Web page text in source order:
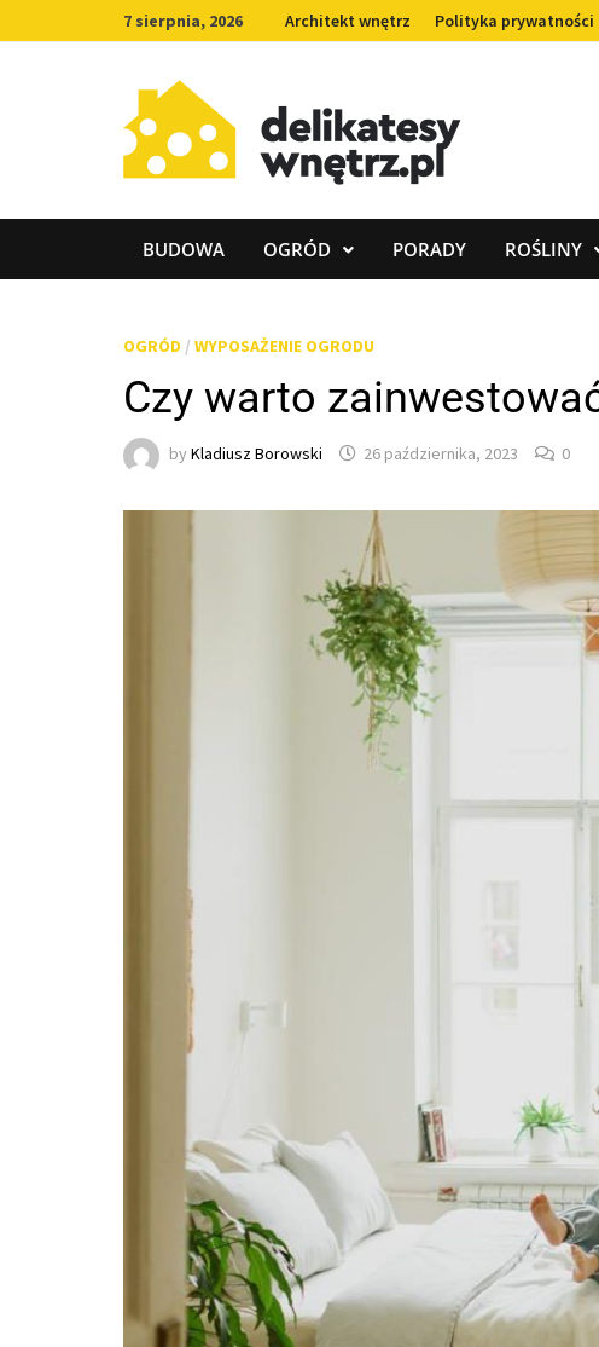
to
7 sierpnia, 2026 Architekt wnętrz Polityka prywatności
BUDOWA OGRÓD PORADY ROŚLINY
OGRÓD / WYPOSAŻENIE OGRODU
Czy warto
by Kladiusz Borowski 26 października, 2023 0